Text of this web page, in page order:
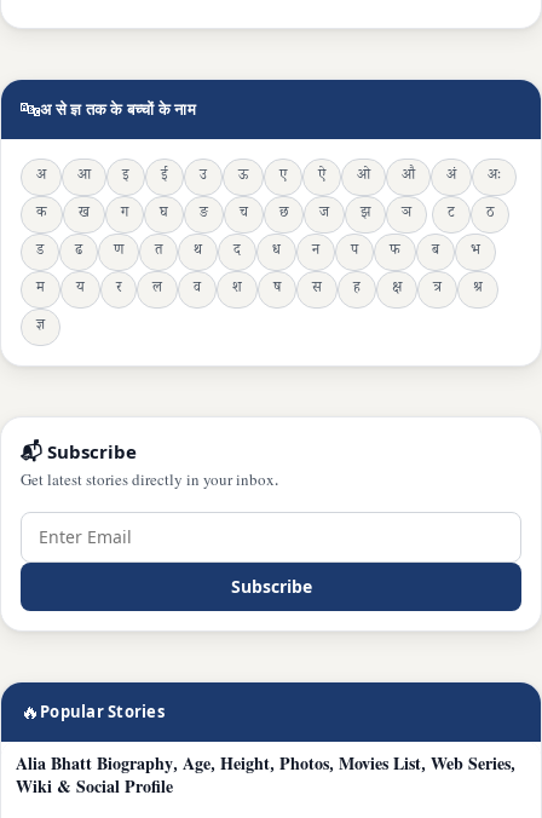
🔤अ से ज्ञ तक के बच्चों के नाम
अ आ इ ई उ ऊ ए ऐ ओ औ अं
अः
क
ख ग घ ङ च छ ज झ ञ ट
ठ
ड
ढ ण त थ द ध न प फ ब
भ
म
य र ल व श ष स ह क्ष त्र
श्र
ज्ञ
📬 Subscribe
Get latest stories directly in your inbox.
Subscribe
🔥 Popular Stories
Alia Bhatt Biography, Age, Height, Photos, Movies List, Web Series,
Wiki & Social Profile